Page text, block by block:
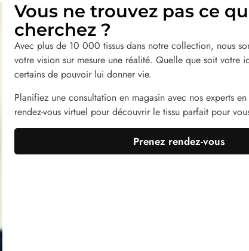
Vous ne trouvez pas ce
cherchez ?
Avec plus de 10 000 tissus dans notre collection, nous
votre vision sur mesure une réalité. Quelle que soit votre
certains de pouvoir lui donner vie.
Planifiez une consultation en magasin avec nos experts
rendez-vous virtuel pour découvrir le tissu parfait pour
Prenez rendez-vous